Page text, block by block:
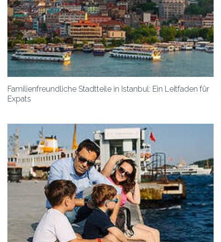
Familienfreundliche Stadtteile in Istanbul: Ein Leitfaden für
Expats